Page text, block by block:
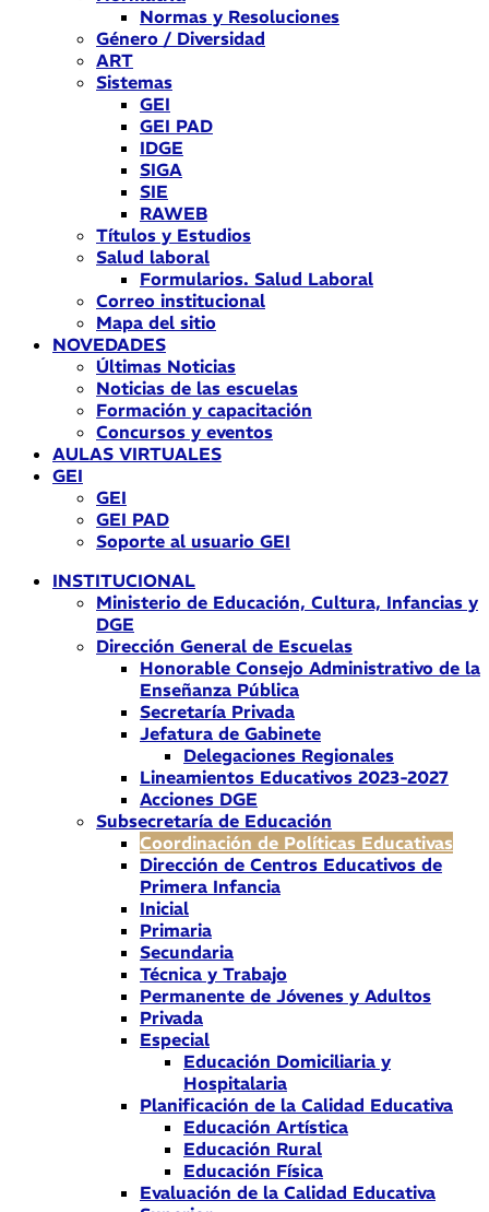
Normas y Resoluciones
Género / Diversidad
ART
Sistemas
GEI
GEI PAD
IDGE
SIGA
SIE
RAWEB
Títulos y Estudios
Salud laboral
Formularios. Salud Laboral
Correo institucional
Mapa del sitio
NOVEDADES
Últimas Noticias
Noticias de las escuelas
Formación y capacitación
Concursos y eventos
AULAS VIRTUALES
GEI
GEI
GEI PAD
Soporte al usuario GEI
INSTITUCIONAL
Ministerio de Educación, Cultura, Infancias y
DGE
Dirección General de Escuelas
Honorable Consejo Administrativo de la
Enseñanza Pública
Secretaría Privada
Jefatura de Gabinete
Delegaciones Regionales
Lineamientos Educativos 2023-2027
Acciones DGE
Subsecretaría de Educación
Coordinación de Políticas Educativas
Dirección de Centros Educativos de
Primera Infancia
Inicial
Primaria
Secundaria
Técnica y Trabajo
Permanente de Jóvenes y Adultos
Privada
Especial
Educación Domiciliaria y
Hospitalaria
Planificación de la Calidad Educativa
Educación Artística
Educación Rural
Educación Física
Evaluación de la Calidad Educativa